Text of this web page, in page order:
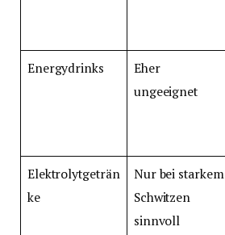
Energydrinks
Eher
ungeeignet
Elektrolytgeträn
ke
Nur bei starkem
Schwitzen
sinnvoll